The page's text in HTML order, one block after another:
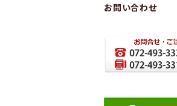
お問い合わせ